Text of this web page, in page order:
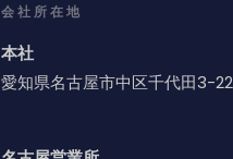
会社所在地
本社
愛知県名古屋市中区千代田3-